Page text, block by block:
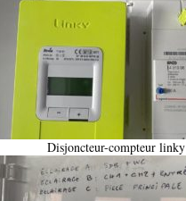
Disjoncteur-compteur linky